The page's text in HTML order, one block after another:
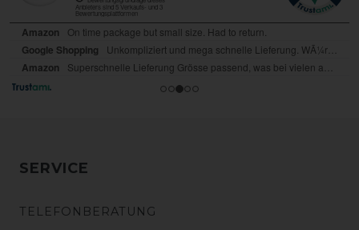
SERVICE
TELEFONBERATUNG